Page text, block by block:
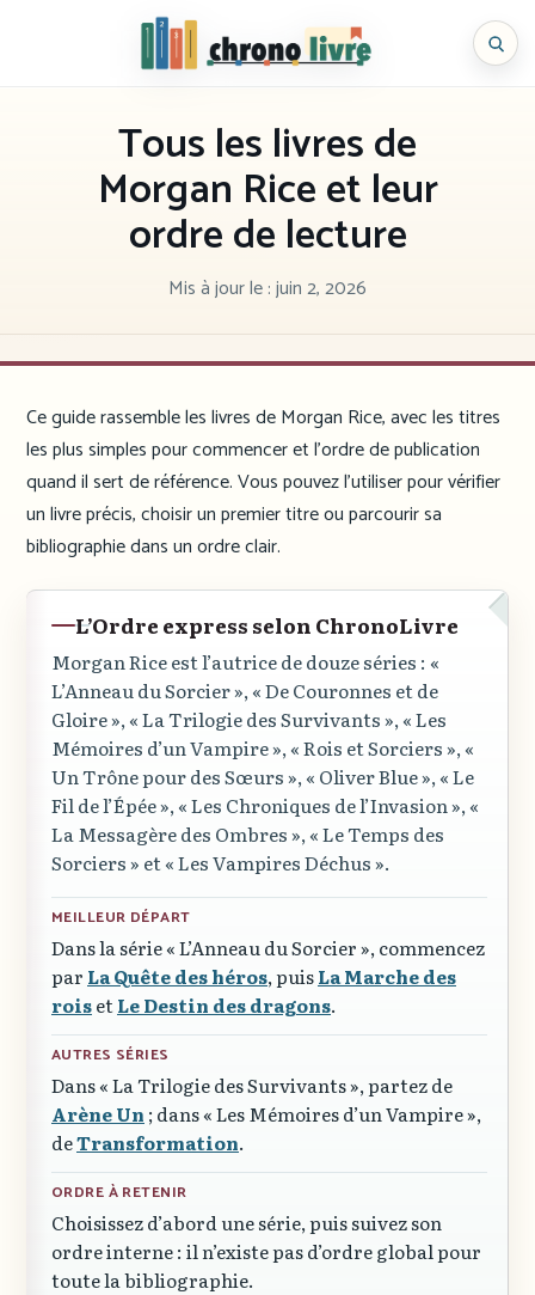
Chronolivre
Tous les livres de
Morgan Rice et leur
ordre de lecture
Mis à jour le :juin 2, 2026
Ce guide rassemble les livres de Morgan Rice, avec les titres
les plus simples pour commencer et l’ordre de publication
quand il sert de référence. Vous pouvez l’utiliser pour vérifier
un livre précis, choisir un premier titre ou parcourir sa
bibliographie dans un ordre clair.
L’Ordre express selon ChronoLivre
Morgan Rice est l’autrice de douze séries : «
L’Anneau du Sorcier »,« De Couronnes et de
Gloire »,« La Trilogie des Survivants »,« Les
Mémoires d’un Vampire »,« Rois et Sorciers »,«
Un Trône pour des Sœurs »,« Oliver Blue »,« Le
Fil de l’Épée »,« Les Chroniques de l’Invasion »,«
La Messagère des Ombres »,« Le Temps des
Sorciers » et« Les Vampires Déchus ».
MEILLEUR DÉPART
Dans la série« L’Anneau du Sorcier », commencez
par La Quête des héros, puisLa Marche des
roisetLe Destin des dragons.
AUTRES SÉRIES
Dans« La Trilogie des Survivants », partez de
Arène Un ; dans« Les Mémoires d’un Vampire »,
deTransformation.
ORDRE À RETENIR
Choisissez d’abord une série, puis suivez son
ordre interne : il n’existe pas d’ordre global pour
toute la bibliographie.